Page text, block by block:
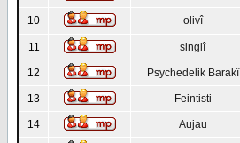
10 olivî
11 singlî
12 Psychedelik Barakî
13 Feintisti
14 Aujau